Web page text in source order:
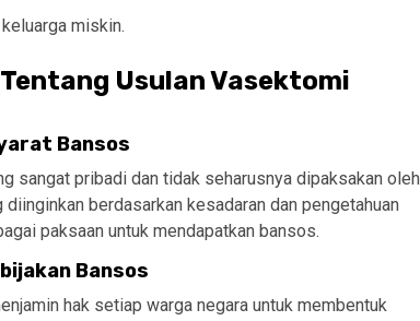
miskin.
Usulan Vasektomi
Bansos
sangat pribadi dan tidak seharusnya dipaksakan oleh
berdasarkan kesadaran dan pengetahuan
paksaan untuk mendapatkan bansos.
Bansos
hak setiap warga negara untuk membentuk